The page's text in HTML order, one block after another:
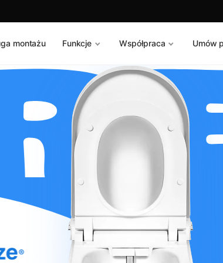
montażu Funkcje Współpraca Umów
®